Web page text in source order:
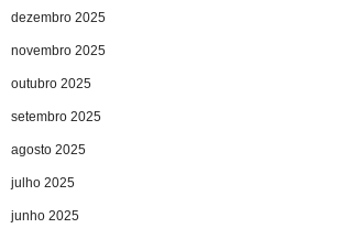
dezembro 2025
novembro 2025
outubro 2025
setembro 2025
agosto 2025
julho 2025
junho 2025